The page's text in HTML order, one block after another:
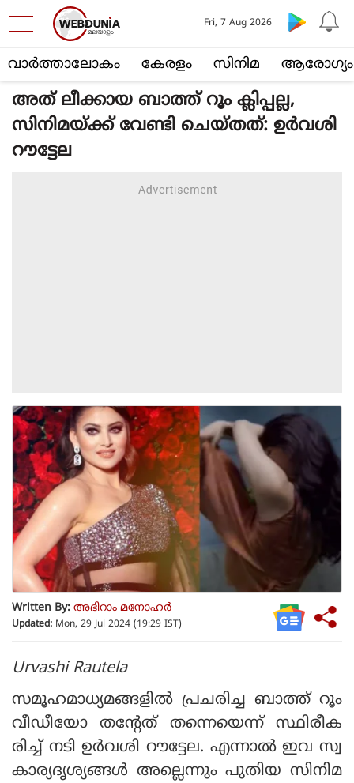
വാര്‍ത്താലോകം കേരളം സിനിമ ആരോഗ്യം
Fri, 7 Aug 2026
അത് ലീക്കായ ബാത്ത് റൂം ക്ലിപ്പല്ല,
സിനിമയ്ക്ക് വേണ്ടി ചെയ്തത്: ഉർവശി
റൗട്ടേല
Written By: അഭിറാം മനോഹർ
Updated: Mon, 29 Jul 2024 (19:29 IST)
Urvashi Rautela
സമൂഹമാധ്യമങ്ങളില്‍ പ്രചരിച്ച ബാത്ത് റൂം
വീഡീയോ തന്റേത് തന്നെയെന്ന് സ്ഥിരീക
രിച്ച് നടി ഉര്‍വശി റൗട്ടേല. എന്നാല്‍ ഇവ സ്വ
കാര്യദൃശ്യങ്ങള്‍ അല്ലെന്നും പുതിയ സിനിമ